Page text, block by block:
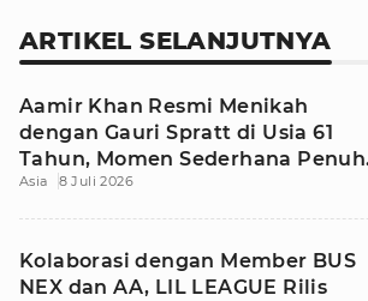
ARTIKEL SELANJUTNYA
Aamir Khan Resmi Menikah
dengan Gauri Spratt di Usia 61
Tahun, Momen Sederhana Penuh
Kehangatan
Asia 8 Juli 2026
Kolaborasi dengan Member BUS
NEX dan AA, LIL LEAGUE Rilis